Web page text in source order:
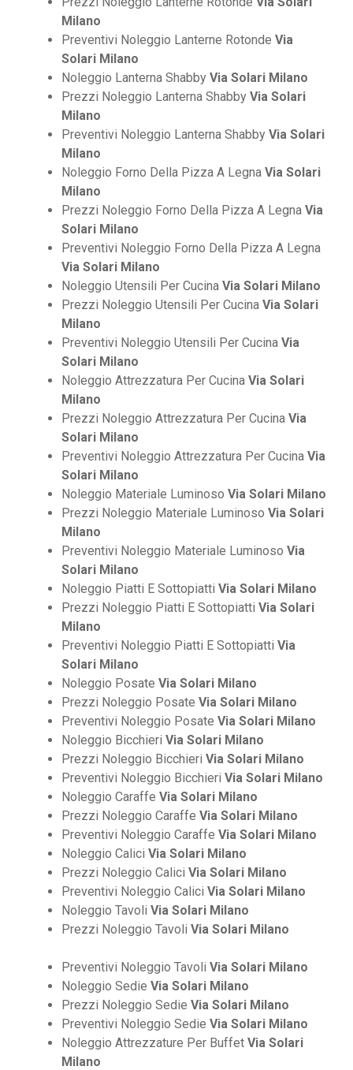
Milano
Preventivi Noleggio Lanterne Rotonde Via
Solari Milano
Noleggio Lanterna Shabby Via Solari Milano
Prezzi Noleggio Lanterna Shabby Via Solari
Milano
Preventivi Noleggio Lanterna Shabby Via Solari
Milano
Noleggio Forno Della Pizza A Legna Via Solari
Milano
Prezzi Noleggio Forno Della Pizza A Legna Via
Solari Milano
Preventivi Noleggio Forno Della Pizza A Legna
Via Solari Milano
Noleggio Utensili Per Cucina Via Solari Milano
Prezzi Noleggio Utensili Per Cucina Via Solari
Milano
Preventivi Noleggio Utensili Per Cucina Via
Solari Milano
Noleggio Attrezzatura Per Cucina Via Solari
Milano
Prezzi Noleggio Attrezzatura Per Cucina Via
Solari Milano
Preventivi Noleggio Attrezzatura Per Cucina Via
Solari Milano
Noleggio Materiale Luminoso Via Solari Milano
Prezzi Noleggio Materiale Luminoso Via Solari
Milano
Preventivi Noleggio Materiale Luminoso Via
Solari Milano
Noleggio Piatti E Sottopiatti Via Solari Milano
Prezzi Noleggio Piatti E Sottopiatti Via Solari
Milano
Preventivi Noleggio Piatti E Sottopiatti Via
Solari Milano
Noleggio Posate Via Solari Milano
Prezzi Noleggio Posate Via Solari Milano
Preventivi Noleggio Posate Via Solari Milano
Noleggio Bicchieri Via Solari Milano
Prezzi Noleggio Bicchieri Via Solari Milano
Preventivi Noleggio Bicchieri Via Solari Milano
Noleggio Caraffe Via Solari Milano
Prezzi Noleggio Caraffe Via Solari Milano
Preventivi Noleggio Caraffe Via Solari Milano
Noleggio Calici Via Solari Milano
Prezzi Noleggio Calici Via Solari Milano
Preventivi Noleggio Calici Via Solari Milano
Noleggio Tavoli Via Solari Milano
Prezzi Noleggio Tavoli Via Solari Milano
Preventivi Noleggio Tavoli Via Solari Milano
Noleggio Sedie Via Solari Milano
Prezzi Noleggio Sedie Via Solari Milano
Preventivi Noleggio Sedie Via Solari Milano
Noleggio Attrezzature Per Buffet Via Solari
Milano